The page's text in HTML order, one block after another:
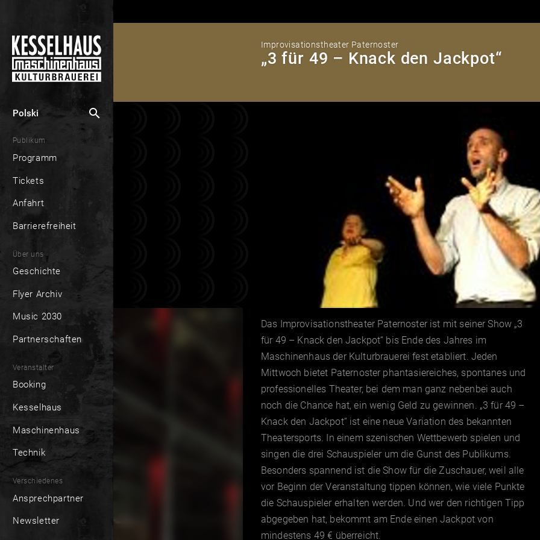
Polski search
Publikum
Programm
Tickets
Anfahrt
Barrierefreiheit
Über uns
Geschichte
Flyer Archiv
Music 2030
Partnerschaften
Veranstalter
Booking
Kesselhaus
Maschinenhaus
Technik
Verschiedenes
Ansprechpartner
Newsletter
Improvisationstheater Paternoster
„3 für 49 – Knack den Jackpot“
Das Improvisationstheater Paternoster ist mit seiner Show „3
für 49 – Knack den Jackpot“ bis Ende des Jahres im
Maschinenhaus der Kulturbrauerei fest etabliert. Jeden
Mittwoch bietet Paternoster phantasiereiches, spontanes und
professionelles Theater, bei dem man ganz nebenbei auch
noch die Chance hat, ein wenig Geld zu gewinnen. „3 für 49 –
Knack den Jackpot“ ist eine neue Variation des bekannten
Theatersports. In einem szenischen Wettbewerb spielen und
singen die drei Schauspieler um die Gunst des Publikums.
Besonders spannend ist die Show für die Zuschauer, weil alle
vor Beginn der Veranstaltung tippen können, wie viele Punkte
die Schauspieler erhalten werden. Und wer den richtigen Tipp
abgegeben hat, bekommt am Ende einen Jackpot von
mindestens 49 € überreicht.